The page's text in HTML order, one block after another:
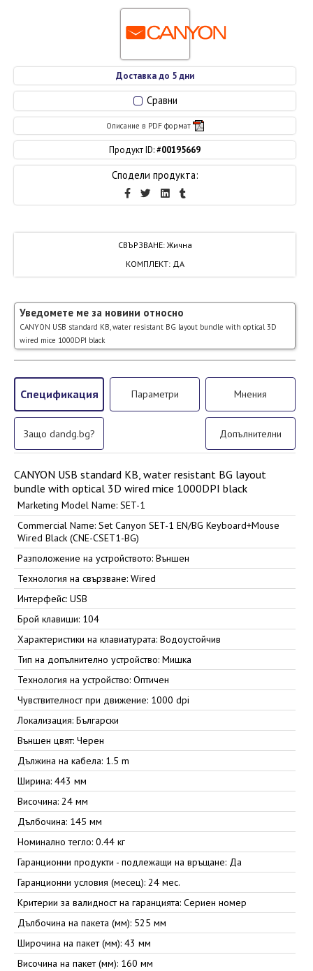
СВЪРЗВАНЕ: Жична
КОМПЛЕКТ: ДА
Сравни
Описание в PDF формат
Продукт ID: #00195669
Сподели продукта:
Доставка до 5 дни
Уведомете ме за новини относно
CANYON USB standard KB, water resistant BG layout bundle with optical 3D
wired mice 1000DPI black
Спецификация Параметри Мнения
Защо dandg.bg? Допълнителни
CANYON USB standard KB, water resistant BG layout
bundle with optical 3D wired mice 1000DPI black
Marketing Model Name: SET-1
Commercial Name: Set Canyon SET-1 EN/BG Keyboard+Mouse
Wired Black (CNE-CSET1-BG)
Разположение на устройството: Външен
Технология на свързване: Wired
Интерфейс: USB
Брой клавиши: 104
Характеристики на клавиатурата: Водоустойчив
Тип на допълнително устройство: Мишка
Технология на устройство: Оптичен
Чувствителност при движение: 1000 dpi
Локализация: Български
Външен цвят: Черен
Дължина на кабела: 1.5 m
Ширина: 443 мм
Височина: 24 мм
Дълбочина: 145 мм
Номинално тегло: 0.44 кг
Гаранционни продукти - подлежащи на връщане: Да
Гаранционни условия (месец): 24 мес.
Критерии за валидност на гаранцията: Сериен номер
Дълбочина на пакета (мм): 525 мм
Широчина на пакет (мм): 43 мм
Височина на пакет (мм): 160 мм